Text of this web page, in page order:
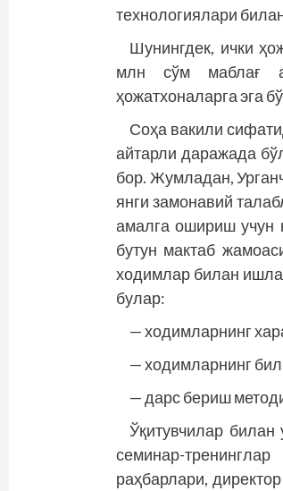
технологиялари
Шунингдек, ички
млн сўм маблағ
ҳожатхоналарга эга
Соҳа вакили
айтарли даражада
бор. Жумладан,
янги замонавий
амалга ошириш учун
бутун мактаб
ходимлар билан
булар:
— ходимларнинг
— ходимларнинг
— дарс бериш
Ўқитувчилар
семинар-
раҳбарлари,